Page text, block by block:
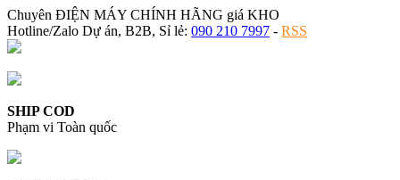
Chuyên ĐIỆN MÁY CHÍNH HÃNG giá KHO
Hotline/Zalo Dự án, B2B, Sỉ lẻ: 090 210 7997 - RSS
SHIP COD
Phạm vi Toàn quốc